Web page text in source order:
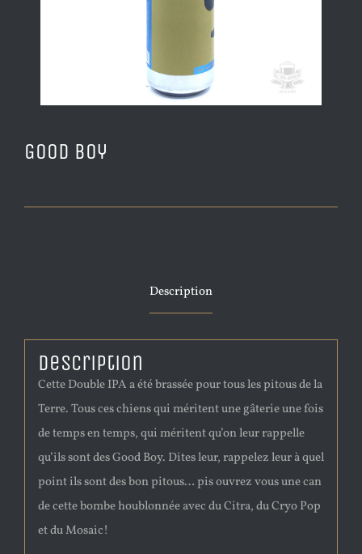
Good Boy
Description
Description
Cette Double IPA a été brassée pour tous les pitous de la
Terre. Tous ces chiens qui méritent une gâterie une fois
de temps en temps, qui méritent qu’on leur rappelle
qu’ils sont des Good Boy. Dites leur, rappelez leur à quel
point ils sont des bon pitous… pis ouvrez vous une can
de cette bombe houblonnée avec du Citra, du Cryo Pop
et du Mosaic!